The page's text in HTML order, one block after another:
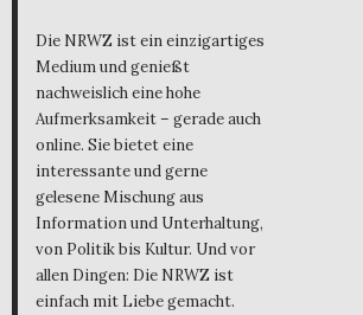
Die NRWZ ist ein einzigartiges
Medium und genießt
nachweislich eine hohe
Aufmerksamkeit – gerade auch
online. Sie bietet eine
interessante und gerne
gelesene Mischung aus
Information und Unterhaltung,
von Politik bis Kultur. Und vor
allen Dingen: Die NRWZ ist
einfach mit Liebe gemacht.